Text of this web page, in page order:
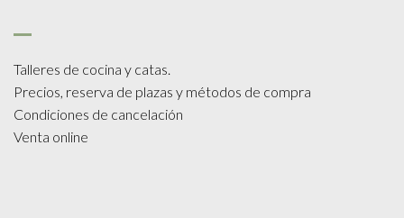
Talleres de cocina y catas.
Precios, reserva de plazas y métodos de compra
Condiciones de cancelación
Venta online